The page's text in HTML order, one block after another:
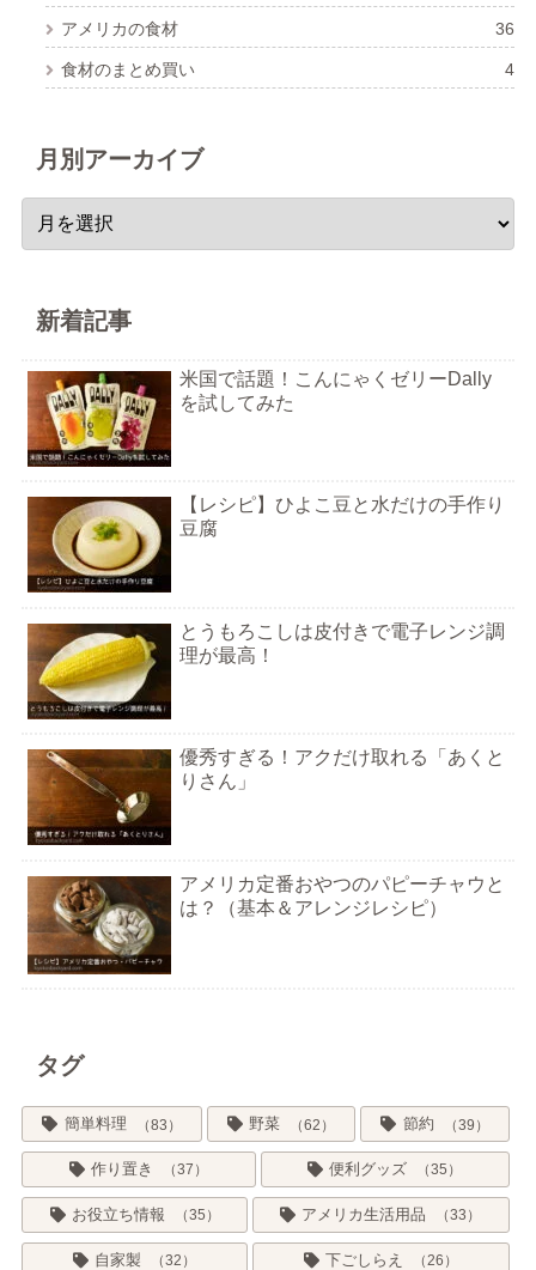
アメリカの食材 36
食材のまとめ買い 4
月別アーカイブ
新着記事
米国で話題！こんにゃくゼリーDally
を試してみた
【レシピ】ひよこ豆と水だけの手作り
豆腐
とうもろこしは皮付きで電子レンジ調
理が最高！
優秀すぎる！アクだけ取れる「あくと
りさん」
アメリカ定番おやつのパピーチャウと
は？（基本＆アレンジレシピ）
タグ
簡単料理 83 野菜 62 節約 39
作り置き 37 便利グッズ 35
お役立ち情報 35 アメリカ生活用品 33
自家製 32 下ごしらえ 26